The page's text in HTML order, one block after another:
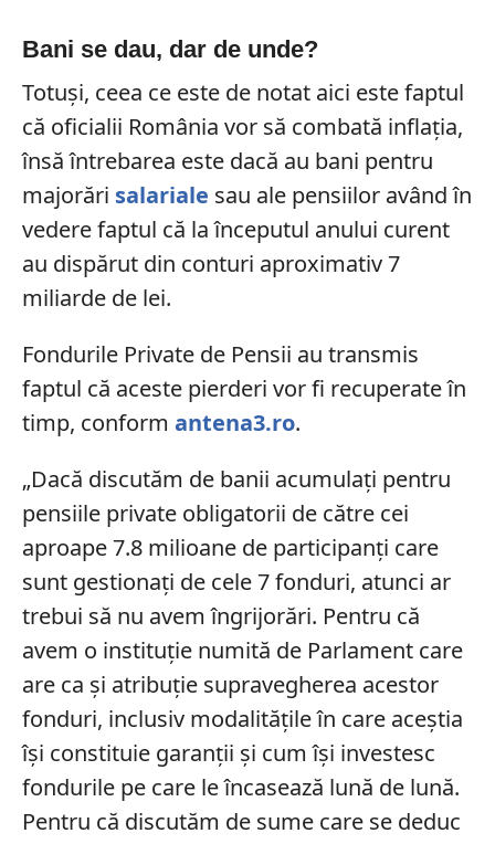
Bani se dau, dar de unde?
Totuși, ceea ce este de notat aici este faptul
că oficialii România vor să combată inflația,
însă întrebarea este dacă au bani pentru
majorări salariale sau ale pensiilor având în
vedere faptul că la începutul anului curent
au dispărut din conturi aproximativ 7
miliarde de lei.
Fondurile Private de Pensii au transmis
faptul că aceste pierderi vor fi recuperate în
timp, conform antena3.ro.
„Dacă discutăm de banii acumulați pentru
pensiile private obligatorii de către cei
aproape 7.8 milioane de participanți care
sunt gestionați de cele 7 fonduri, atunci ar
trebui să nu avem îngrijorări. Pentru că
avem o instituție numită de Parlament care
are ca şi atribuție supravegherea acestor
fonduri, inclusiv modalitățile în care aceștia
își constituie garanții şi cum îşi investesc
fondurile pe care le încasează lună de lună.
Pentru că discutăm de sume care se deduc